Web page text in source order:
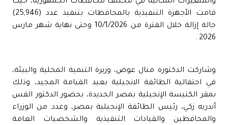
والمتغيرات المكانية في مختلف محافظات الجمهورية، حيث
قامت الأجهزة التنفيذية بالمحافظات بتنفيذ عدد (25,946)
حالة إزالة خلال الفترة من 10/1/2026 وحتى نهاية شهر مارس
2026 .
وشاركت الدكتورة منال عوض، وزيرة التنمية المحلية والبيئة،
في احتفالية الطائفة الانجيلية بعيد القيامة المجيد، وذلك
بمقر الكنيسة الإنجيلية بمصر الجديدة، بحضور الدكتور القس
أندريه زكي، رئيس الطائفة الإنجيلية بمصر، وعدد من الوزراء
والمحافظين والقيادات التنفيذية والشخصيات العامة